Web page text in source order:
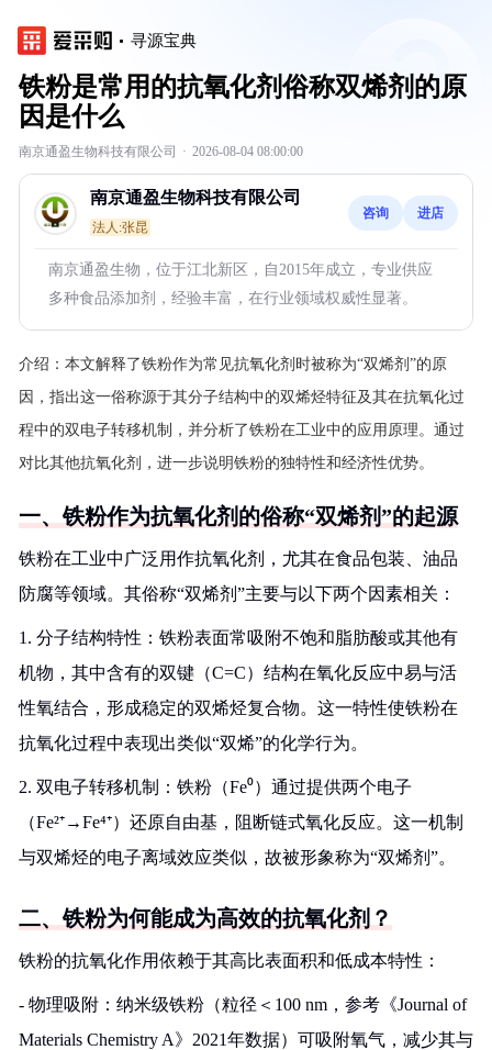
寻源宝典
铁粉是常用的抗氧化剂俗称双烯剂的原
因是什么
南京通盈生物科技有限公司 · 2026-08-04 08:00:00
南京通盈生物科技有限公司
法人:张昆
咨询 进店
南京通盈生物，位于江北新区，自2015年成立，专业供应
多种食品添加剂，经验丰富，在行业领域权威性显著。
介绍： 本文解释了铁粉作为常见抗氧化剂时被称为“双烯剂”的原
因，指出这一俗称源于其分子结构中的双烯烃特征及其在抗氧化过
程中的双电子转移机制，并分析了铁粉在工业中的应用原理。通过
对比其他抗氧化剂，进一步说明铁粉的独特性和经济性优势。
一、铁粉作为抗氧化剂的俗称“双烯剂”的起源
铁粉在工业中广泛用作抗氧化剂，尤其在食品包装、油品
防腐等领域。其俗称“双烯剂”主要与以下两个因素相关：
1. 分子结构特性：铁粉表面常吸附不饱和脂肪酸或其他有
机物，其中含有的双键（C=C）结构在氧化反应中易与活
性氧结合，形成稳定的双烯烃复合物。这一特性使铁粉在
抗氧化过程中表现出类似“双烯”的化学行为。
2. 双电子转移机制：铁粉（Fe⁰）通过提供两个电子
（Fe²⁺→Fe⁴⁺）还原自由基，阻断链式氧化反应。这一机制
与双烯烃的电子离域效应类似，故被形象称为“双烯剂”。
二、铁粉为何能成为高效的抗氧化剂？
铁粉的抗氧化作用依赖于其高比表面积和低成本特性：
- 物理吸附：纳米级铁粉（粒径＜100 nm，参考《Journal of
Materials Chemistry A》2021年数据）可吸附氧气，减少其与